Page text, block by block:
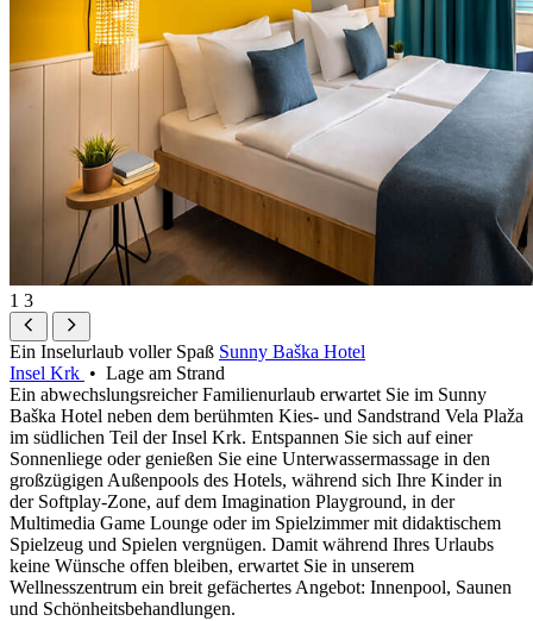
1 3
Ein Inselurlaub voller Spaß Sunny Baška Hotel
Insel Krk • Lage am Strand
Ein abwechslungsreicher Familienurlaub erwartet Sie im Sunny
Baška Hotel neben dem berühmten Kies- und Sandstrand Vela Plaža
im südlichen Teil der Insel Krk. Entspannen Sie sich auf einer
Sonnenliege oder genießen Sie eine Unterwassermassage in den
großzügigen Außenpools des Hotels, während sich Ihre Kinder in
der Softplay-Zone, auf dem Imagination Playground, in der
Multimedia Game Lounge oder im Spielzimmer mit didaktischem
Spielzeug und Spielen vergnügen. Damit während Ihres Urlaubs
keine Wünsche offen bleiben, erwartet Sie in unserem
Wellnesszentrum ein breit gefächertes Angebot: Innenpool, Saunen
und Schönheitsbehandlungen.